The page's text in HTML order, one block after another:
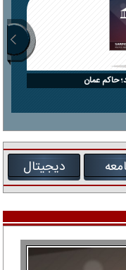
حاکم عمان
دیجیتال